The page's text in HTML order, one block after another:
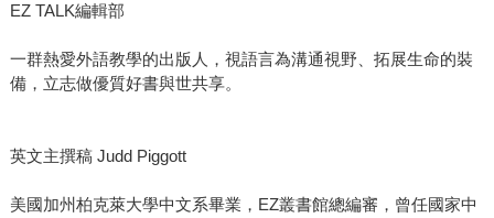
EZ TALK編輯部
一群熱愛外語教學的出版人，視語言為溝通視野、拓展生命的裝
備，立志做優質好書與世共享。
英文主撰稿 Judd Piggott
美國加州柏克萊大學中文系畢業，EZ叢書館總編審，曾任國家中